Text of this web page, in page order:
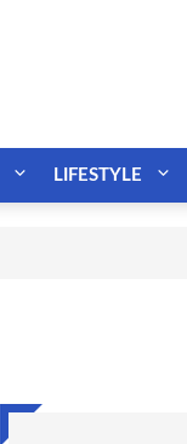
LIFESTYLE